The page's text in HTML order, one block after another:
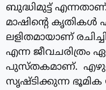
ബുദ്ധിമുട്ട്
മാഷിന്റെ കൃതികൾ
ലളിതമായാണ്
എന്ന ജീവചരിത്രം
പുസ്തകമാണ്.
സൃഷ്ടിക്കുന്ന ഭൂമിക